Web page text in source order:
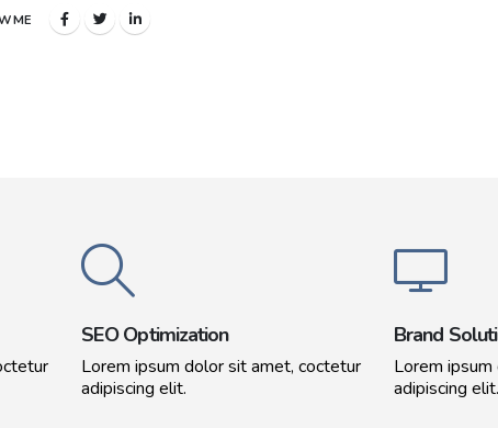
ME
SEO Optimization
Lorem ipsum dolor sit amet, coctetur
adipiscing elit.
Brand
Lorem
adipiscing elit.